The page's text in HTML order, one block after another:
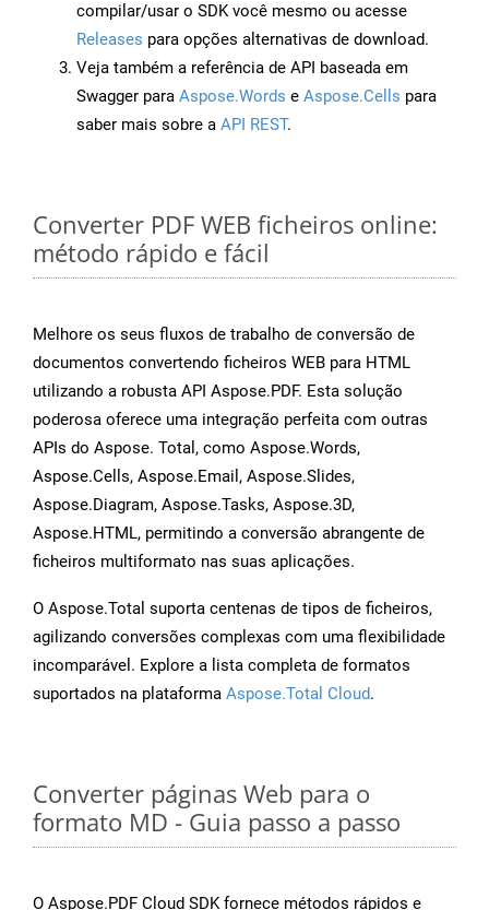
compilar/usar o SDK você mesmo ou acesse
Releases para opções alternativas de download.
Veja também a referência de API baseada em
Swagger para Aspose.Words e Aspose.Cells para
saber mais sobre a API REST.
Converter PDF WEB ficheiros online:
método rápido e fácil
Melhore os seus fluxos de trabalho de conversão de
documentos convertendo ficheiros WEB para HTML
utilizando a robusta API Aspose.PDF. Esta solução
poderosa oferece uma integração perfeita com outras
APIs do Aspose. Total, como Aspose.Words,
Aspose.Cells, Aspose.Email, Aspose.Slides,
Aspose.Diagram, Aspose.Tasks, Aspose.3D,
Aspose.HTML, permitindo a conversão abrangente de
ficheiros multiformato nas suas aplicações.
O Aspose.Total suporta centenas de tipos de ficheiros,
agilizando conversões complexas com uma flexibilidade
incomparável. Explore a lista completa de formatos
suportados na plataforma Aspose.Total Cloud.
Converter páginas Web para o
formato MD - Guia passo a passo
O Aspose.PDF Cloud SDK fornece métodos rápidos e